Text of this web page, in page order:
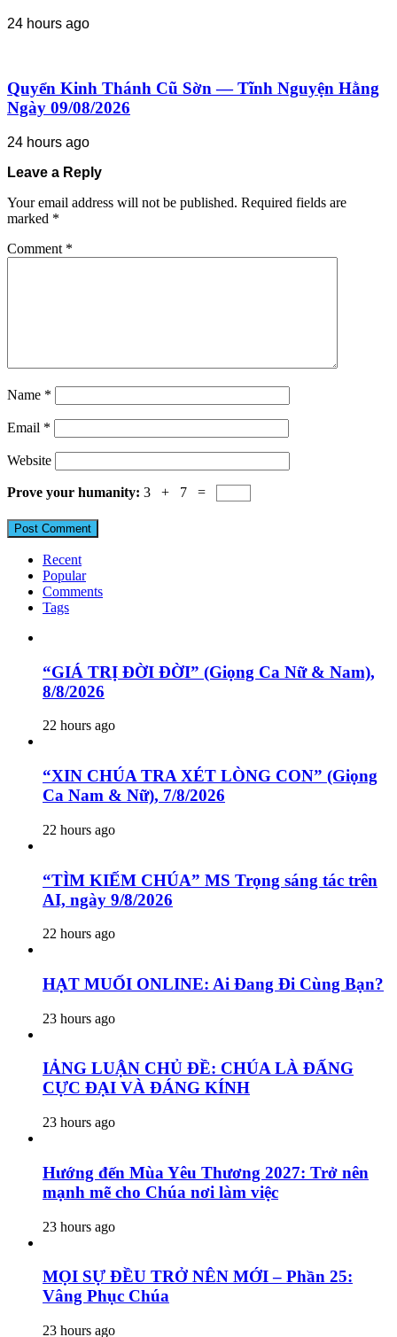
24 hours ago
Quyển Kinh Thánh Cũ Sờn — Tĩnh Nguyện Hằng
Ngày 09/08/2026
24 hours ago
Leave a Reply
Your email address will not be published. Required fields are
marked *
Comment *
Name *
Email *
Website
Prove your humanity: 3 + 7 =
Recent
Popular
Comments
Tags
“GIÁ TRỊ ĐỜI ĐỜI” (Giọng Ca Nữ & Nam),
8/8/2026
22 hours ago
“XIN CHÚA TRA XÉT LÒNG CON” (Giọng
Ca Nam & Nữ), 7/8/2026
22 hours ago
“TÌM KIẾM CHÚA” MS Trọng sáng tác trên
AI, ngày 9/8/2026
22 hours ago
HẠT MUỐI ONLINE: Ai Đang Đi Cùng Bạn?
23 hours ago
IẢNG LUẬN CHỦ ĐỀ: CHÚA LÀ ĐẤNG
CỰC ĐẠI VÀ ĐÁNG KÍNH
23 hours ago
Hướng đến Mùa Yêu Thương 2027: Trở nên
mạnh mẽ cho Chúa nơi làm việc
23 hours ago
MỌI SỰ ĐỀU TRỞ NÊN MỚI – Phần 25:
Vâng Phục Chúa
23 hours ago